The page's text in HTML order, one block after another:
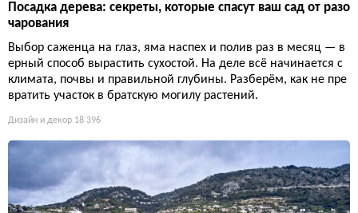
Посадка дерева: секреты, которые спасут ваш сад от разо
чарования
Выбор саженца на глаз, яма наспех и полив раз в месяц — в
ерный способ вырастить сухостой. На деле всё начинается с
климата, почвы и правильной глубины. Разберём, как не пре
вратить участок в братскую могилу растений.
Дизайн и декор 18 396